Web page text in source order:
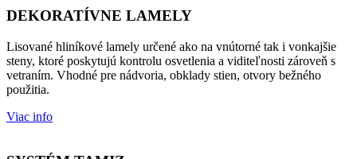
DEKORATÍVNE LAMELY
Lisované hliníkové lamely určené ako na vnútorné tak i vonkajšie
steny, ktoré poskytujú kontrolu osvetlenia a viditeľnosti zároveň s
vetraním. Vhodné pre nádvoria, obklady stien, otvory bežného
použitia.
Viac info